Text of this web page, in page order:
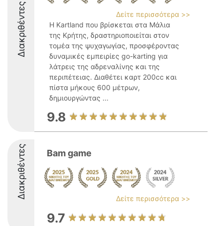
Διακριθέντες
Δείτε περισσότερα >>
Η Kartland που βρίσκεται στα Μάλια
της Κρήτης, δραστηριοποιείται στον
τομέα της ψυχαγωγίας, προσφέροντας
δυναμικές εμπειρίες go-karting για
λάτρεις της αδρεναλίνης και της
περιπέτειας. Διαθέτει καρτ 200cc και
πίστα μήκους 600 μέτρων,
δημιουργώντας ...
9.8
Διακριθέντες Bam game
Δείτε περισσότερα >>
9.7